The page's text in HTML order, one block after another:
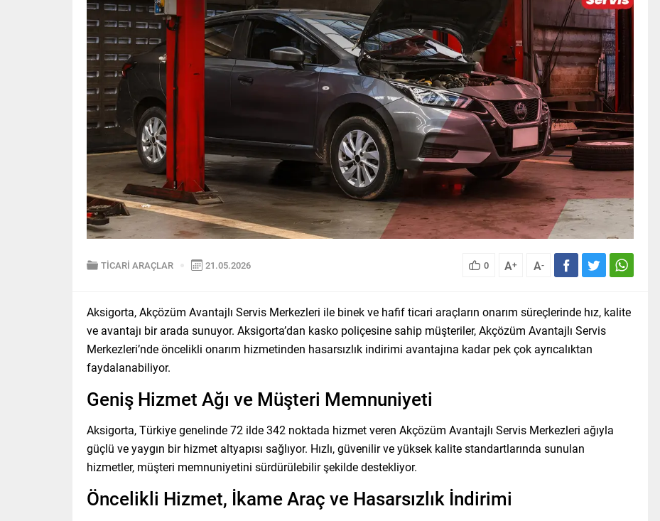
TİCARİ ARAÇLAR 21.05.2026 0 A+ A-
Aksigorta, Akçözüm Avantajlı Servis Merkezleri ile binek ve hafif ticari araçların onarım süreçlerinde hız, kalite
ve avantajı bir arada sunuyor. Aksigorta’dan kasko poliçesine sahip müşteriler, Akçözüm Avantajlı Servis
Merkezleri’nde öncelikli onarım hizmetinden hasarsızlık indirimi avantajına kadar pek çok ayrıcalıktan
faydalanabiliyor.
Geniş Hizmet Ağı ve Müşteri Memnuniyeti
Aksigorta, Türkiye genelinde 72 ilde 342 noktada hizmet veren Akçözüm Avantajlı Servis Merkezleri ağıyla
güçlü ve yaygın bir hizmet altyapısı sağlıyor. Hızlı, güvenilir ve yüksek kalite standartlarında sunulan
hizmetler, müşteri memnuniyetini sürdürülebilir şekilde destekliyor.
Öncelikli Hizmet, İkame Araç ve Hasarsızlık İndirimi